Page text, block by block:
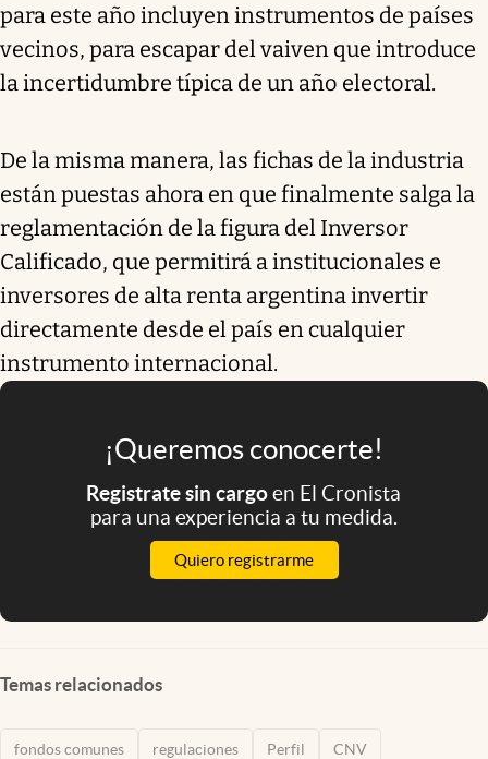
para este año incluyen instrumentos de países
vecinos, para escapar del vaiven que introduce
la incertidumbre típica de un año electoral.
De la misma manera, las fichas de la industria
están puestas ahora en que finalmente salga la
reglamentación de la figura del Inversor
Calificado, que permitirá a institucionales e
inversores de alta renta argentina invertir
directamente desde el país en cualquier
instrumento internacional.
¡Queremos conocerte!
Registrate sin cargoen El Cronista
para una experiencia a tu medida.
Quiero registrarme
Temas relacionados
fondos comunes regulaciones Perfil CNV